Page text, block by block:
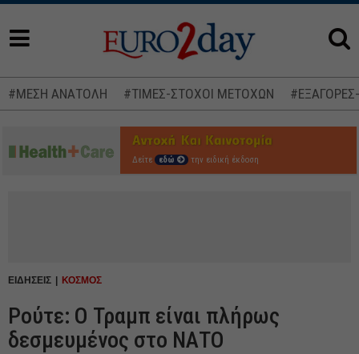
#ΜΕΣΗ ΑΝΑΤΟΛΗ #ΤΙΜΕΣ-ΣΤΟΧΟΙ ΜΕΤΟΧΩΝ
Δείτε εδώ την ειδική έκδοση
ΕΙΔΗΣΕΙΣ ΚΟΣΜΟΣ
Ρούτε: Ο Τραμπ είναι πλήρως
δεσμευμένος στο ΝΑΤΟ